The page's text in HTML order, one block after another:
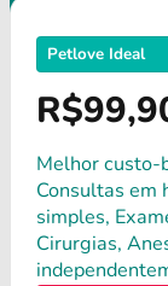
Petlove Ideal
Melhor custo-
Consultas em
simples,
Cirurgias,